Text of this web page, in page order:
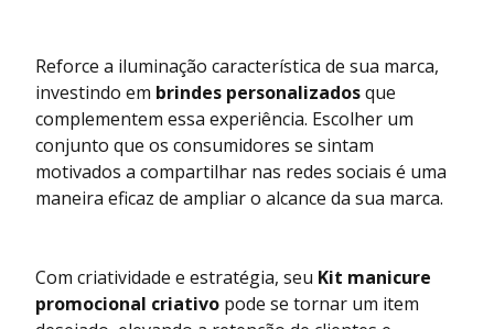
Reforce a iluminação característica de sua marca,
investindo em brindes personalizadosque
complementem essa experiência. Escolher um
conjunto que os consumidores se sintam
motivados a compartilhar nas redes sociais é uma
maneira eficaz de ampliar o alcance da sua marca.
Com criatividade e estratégia, seu Kit manicure
promocional criativo pode se tornar um item